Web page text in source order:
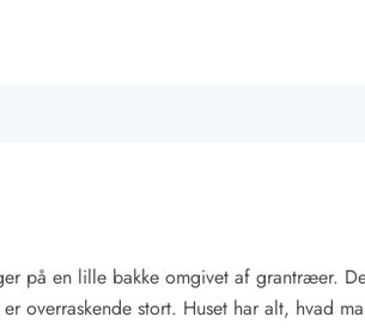
på en lille bakke omgivet af grantræer.
overraskende stort. Huset har alt, hvad